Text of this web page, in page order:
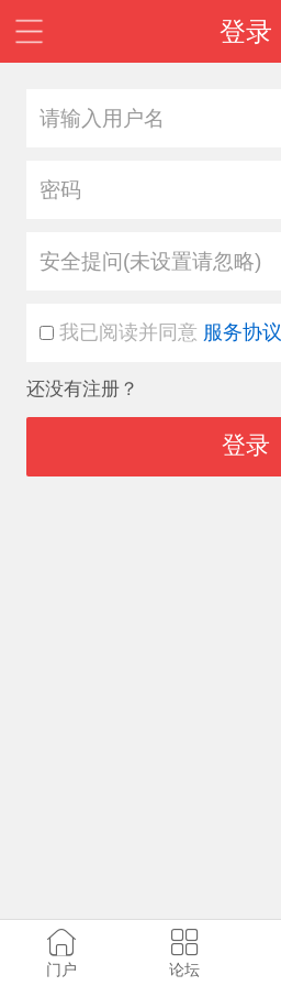
登录
安全提问(未设置请忽略)
我已阅读并同意 服务协议
还没有注册？
门户 论坛